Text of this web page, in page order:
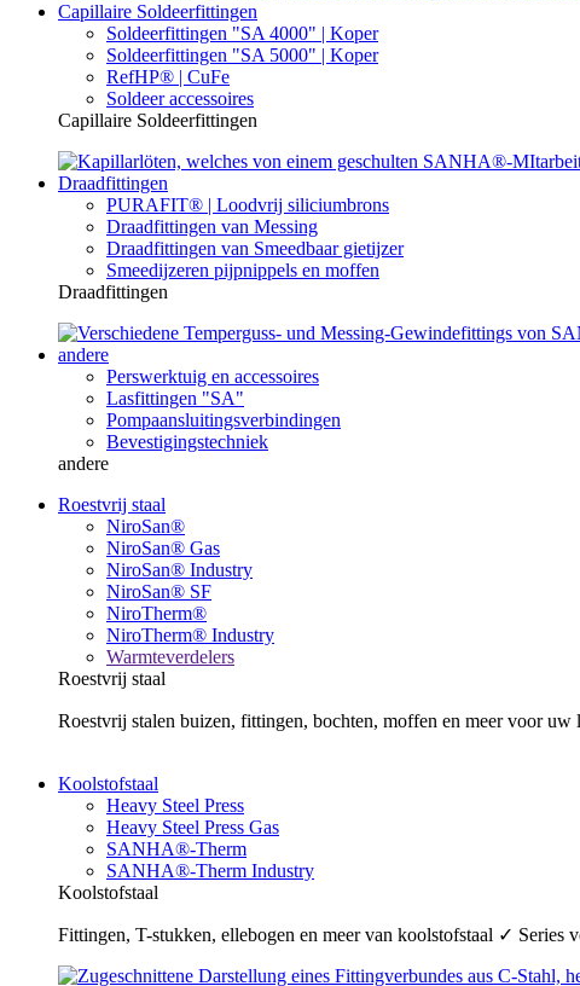
Capillaire Soldeerfittingen
Soldeerfittingen "SA 4000" | Koper
Soldeerfittingen "SA 5000" | Koper
RefHP® | CuFe
Soldeer accessoires
Capillaire Soldeerfittingen
Draadfittingen
PURAFIT® | Loodvrij siliciumbrons
Draadfittingen van Messing
Draadfittingen van Smeedbaar gietijzer
Smeedijzeren pijpnippels en moffen
Draadfittingen
andere
Perswerktuig en accessoires
Lasfittingen "SA"
Pompaansluitingsverbindingen
Bevestigingstechniek
andere
Roestvrij staal
NiroSan®
NiroSan® Gas
NiroSan® Industry
NiroSan® SF
NiroTherm®
NiroTherm® Industry
Warmteverdelers
Roestvrij staal
Roestvrij stalen buizen, fittingen, bochten, moffen en meer voor
Koolstofstaal
Heavy Steel Press
Heavy Steel Press Gas
SANHA®-Therm
SANHA®-Therm Industry
Koolstofstaal
Fittingen, T-stukken, ellebogen en meer van koolstofstaal ✓